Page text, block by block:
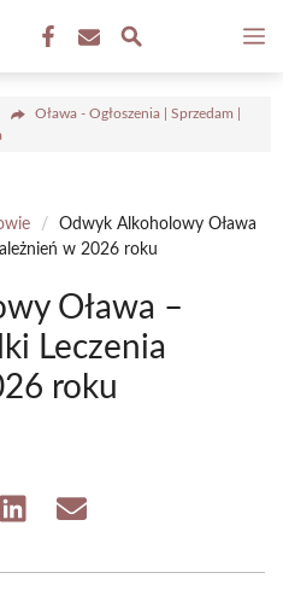
Oława - Ogłoszenia | Sprzedam |
/
Odwyk Alkoholowy Oława
w 2026 roku
Oława –
Leczenia
roku
Share Share